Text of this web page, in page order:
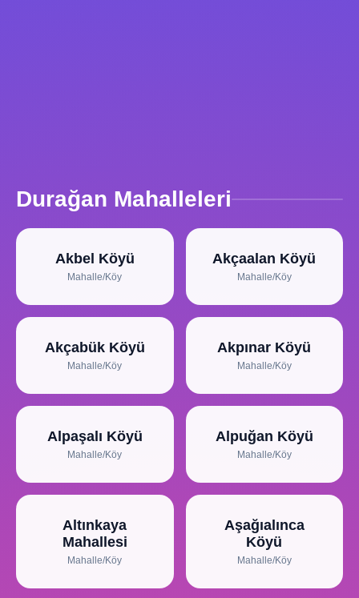
Durağan Mahalleleri
Akbel Köyü
Mahalle/Köy
Akçaalan Köyü
Mahalle/Köy
Akçabük Köyü
Mahalle/Köy
Akpınar Köyü
Mahalle/Köy
Alpaşalı Köyü
Mahalle/Köy
Alpuğan Köyü
Mahalle/Köy
Altınkaya
Mahallesi
Mahalle/Köy
Aşağıalınca
Köyü
Mahalle/Köy